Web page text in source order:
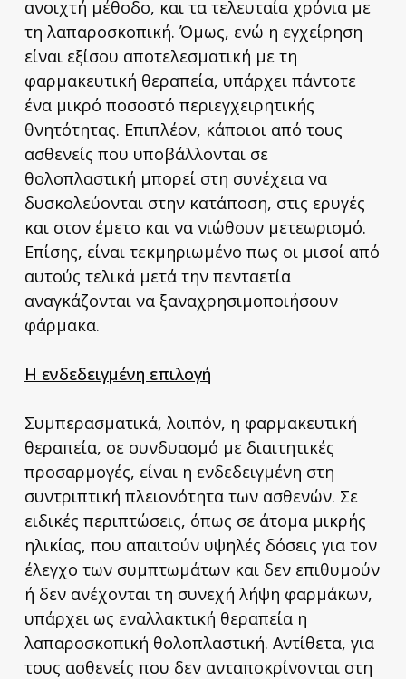
ανοιχτή μέθοδο, και τα τελευταία χρόνια με
τη λαπαροσκοπική. Όμως, ενώ η εγχείρηση
είναι εξίσου αποτελεσματική με τη
φαρμακευτική θεραπεία, υπάρχει πάντοτε
ένα μικρό ποσοστό περιεγχειρητικής
θνητότητας. Επιπλέον, κάποιοι από τους
ασθενείς που υποβάλλονται σε
θολοπλαστική μπορεί στη συνέχεια να
δυσκολεύονται στην κατάποση, στις ερυγές
και στον έμετο και να νιώθουν μετεωρισμό.
Επίσης, είναι τεκμηριωμένο πως οι μισοί από
αυτούς τελικά μετά την πενταετία
αναγκάζονται να ξαναχρησιμοποιήσουν
φάρμακα.
Η ενδεδειγμένη επιλογή
Συμπερασματικά, λοιπόν, η φαρμακευτική
θεραπεία, σε συνδυασμό με διαιτητικές
προσαρμογές, είναι η ενδεδειγμένη στη
συντριπτική πλειονότητα των ασθενών. Σε
ειδικές περιπτώσεις, όπως σε άτομα μικρής
ηλικίας, που απαιτούν υψηλές δόσεις για τον
έλεγχο των συμπτωμάτων και δεν επιθυμούν
ή δεν ανέχονται τη συνεχή λήψη φαρμάκων,
υπάρχει ως εναλλακτική θεραπεία η
λαπαροσκοπική θολοπλαστική. Αντίθετα, για
τους ασθενείς που δεν ανταποκρίνονται στη